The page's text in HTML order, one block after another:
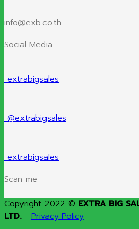
info@exb.co.th
Social Media
extrabigsales
@extrabigsales
extrabigsales
Scan me
Copyright 2022 © EXTRA BIG
LTD.
Privacy Policy